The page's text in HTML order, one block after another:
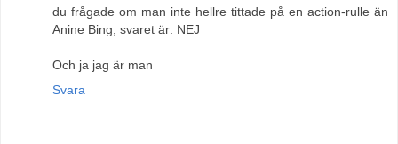
du frågade om man inte hellre tittade på en action-rulle än
Anine Bing, svaret är: NEJ
Och ja jag är man
Svara